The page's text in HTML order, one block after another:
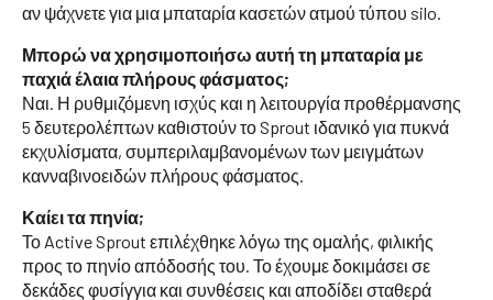
αν ψάχνετε για μια μπαταρία κασετών ατμού τύπου silo.
Μπορώ να χρησιμοποιήσω αυτή τη μπαταρία με
παχιά έλαια πλήρους φάσματος;
Ναι. Η ρυθμιζόμενη ισχύς και η λειτουργία προθέρμανσης
5 δευτερολέπτων καθιστούν το Sprout ιδανικό για πυκνά
εκχυλίσματα, συμπεριλαμβανομένων των μειγμάτων
κανναβινοειδών πλήρους φάσματος.
Καίει τα πηνία;
Το Active Sprout επιλέχθηκε λόγω της ομαλής, φιλικής
προς το πηνίο απόδοσής του. Το έχουμε δοκιμάσει σε
δεκάδες φυσίγγια και συνθέσεις και αποδίδει σταθερά